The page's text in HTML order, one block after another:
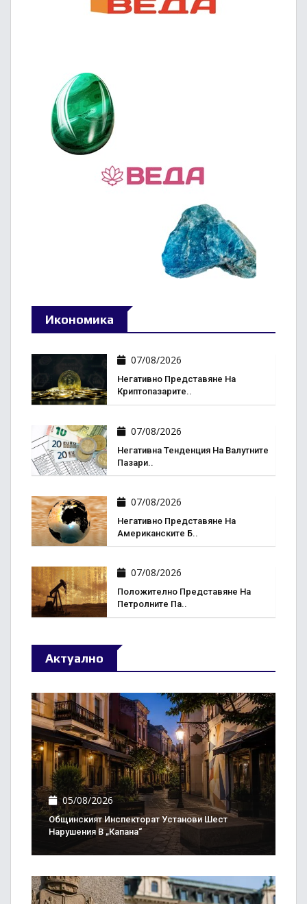
Икономика
07/08/2026
Негативно Представяне На
Криптопазарите..
07/08/2026
Негативна Тенденция На Валутните
Пазари..
07/08/2026
Негативно Представяне На
Американските Б..
07/08/2026
Положително Представяне На
Петролните Па..
Актуално
05/08/2026
Общинският Инспекторат Установи Шест
Нарушения В „Капана“